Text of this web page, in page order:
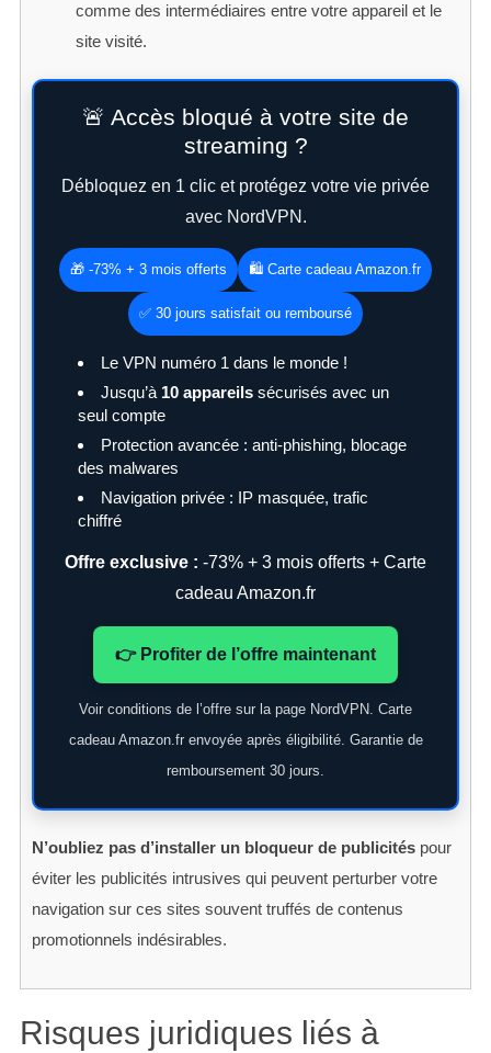
comme des intermédiaires entre votre appareil et le
site visité.
🚨 Accès bloqué à votre site de
streaming ?
Débloquez en 1 clic et protégez votre vie privée
avec NordVPN.
🎁 -73% + 3 mois offerts 🛍️ Carte cadeau Amazon.fr
✅ 30 jours satisfait ou remboursé
Le VPN numéro 1 dans le monde !
Jusqu’à 10 appareilssécurisés avec un
seul compte
Protection avancée : anti-phishing, blocage
des malwares
Navigation privée : IP masquée, trafic
chiffré
Offre exclusive : -73% + 3 mois offerts + Carte
cadeau Amazon.fr
👉 Profiter de l’offre maintenant
Voir conditions de l’offre sur la page NordVPN. Carte
cadeau Amazon.fr envoyée après éligibilité. Garantie de
remboursement 30 jours.
N’oubliez pas d’installer un bloqueur de publicitéspour
éviter les publicités intrusives qui peuvent perturber votre
navigation sur ces sites souvent truffés de contenus
promotionnels indésirables.
Risques juridiques liés à